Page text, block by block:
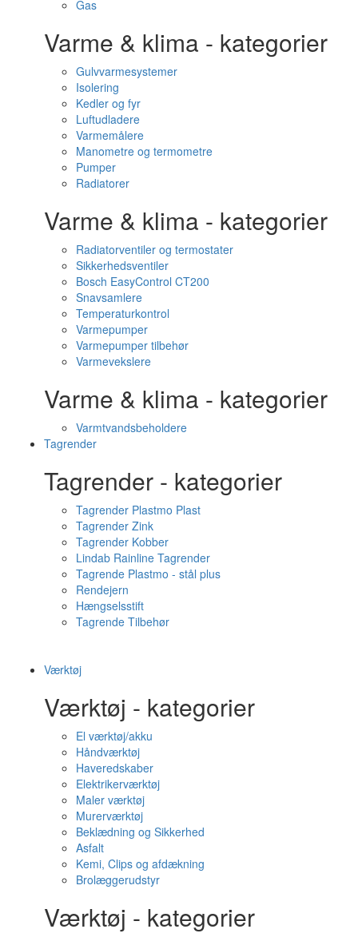
Gas
Varme & klima - kategorier
Gulvvarmesystemer
Isolering
Kedler og fyr
Luftudladere
Varmemålere
Manometre og termometre
Pumper
Radiatorer
Varme & klima - kategorier
Radiatorventiler og termostater
Sikkerhedsventiler
Bosch EasyControl CT200
Snavsamlere
Temperaturkontrol
Varmepumper
Varmepumper tilbehør
Varmevekslere
Varme & klima - kategorier
Varmtvandsbeholdere
Tagrender
Tagrender - kategorier
Tagrender Plastmo Plast
Tagrender Zink
Tagrender Kobber
Lindab Rainline Tagrender
Tagrende Plastmo - stål plus
Rendejern
Hængselsstift
Tagrende Tilbehør
Værktøj
Værktøj - kategorier
El værktøj/akku
Håndværktøj
Haveredskaber
Elektrikerværktøj
Maler værktøj
Murerværktøj
Beklædning og Sikkerhed
Asfalt
Kemi, Clips og afdækning
Brolæggerudstyr
Værktøj - kategorier